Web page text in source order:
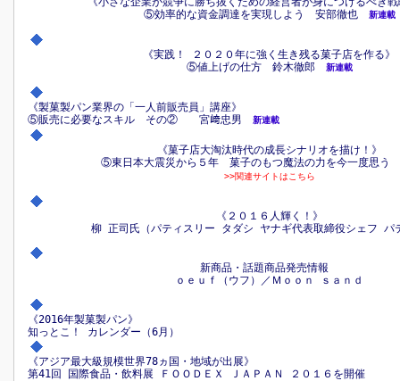
⑤効率的な資金調達を実現しよう 安部徹也
新連載
《実践！ ２０２０年に強く生き残る菓子店を作る》
⑤値上げの仕方 鈴木徹郎
新連載
《製菓製パン業界の「一人前販売員」講座》
⑤販売に必要なスキル その② 宮﨑忠男
新連載
《菓子店大淘汰時代の成長シナリオを描け！》
⑤東日本大震災から５年 菓子のもつ魔法の力を今一度思う
>>関連サイトはこちら
《２０１６人輝く！》
柳 正司氏（パティスリー タダシ ヤナギ代表取締役シェフ パ
新商品・話題商品発売情報
ｏｅｕｆ（ウフ）／Ｍｏｏｎ ｓａｎｄ
《2016年製菓製パン》
知っとこ！ カレンダー（6月）
《アジア最大級規模世界78ヵ国・地域が出展》
第41回 国際食品・飲料展 ＦＯＯＤＥＸ ＪＡＰＡＮ ２０１６を開催